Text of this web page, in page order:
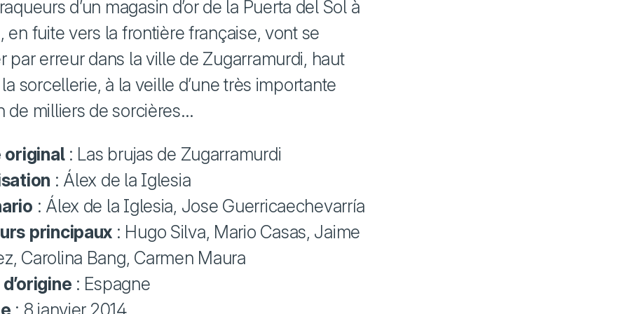
d’un magasin d’or de la Puerta del Sol à
en fuite vers la frontière française, vont se
par erreur dans la ville de Zugarramurdi, haut
sorcellerie, à la veille d’une très importante
de milliers de sorcières…
: Las brujas de Zugarramurdi
: Álex de la Iglesia
: Álex de la Iglesia, Jose Guerricaechevarría
principaux : Hugo Silva, Mario Casas, Jaime
Carolina Bang, Carmen Maura
: Espagne
: 8 janvier 2014